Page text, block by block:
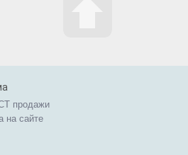
продажи
на сайте